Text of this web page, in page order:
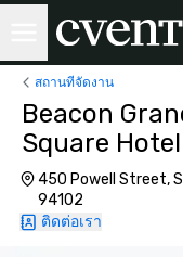
สถานที่จัดงาน
Beacon
Square Hotel
450 Powell Street,
94102
ติดต่อเรา